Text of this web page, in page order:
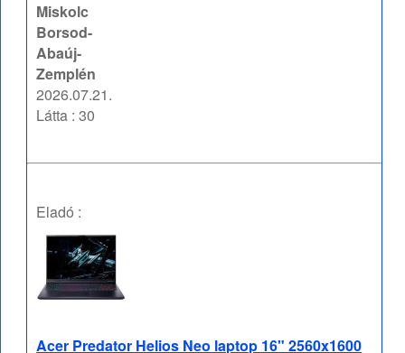
Miskolc
Borsod-
Abaúj-
Zemplén
2026.07.21.
Látta : 30
Eladó :
Acer Predator Helios Neo laptop 16" 2560x1600